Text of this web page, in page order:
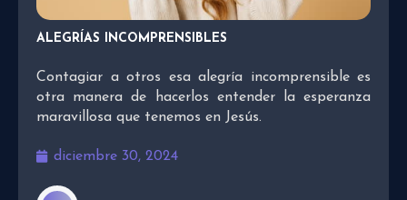
ALEGRÍAS INCOMPRENSIBLES
Contagiar a otros esa alegría incomprensible es
otra manera de hacerlos entender la esperanza
maravillosa que tenemos en Jesús.
diciembre 30, 2024